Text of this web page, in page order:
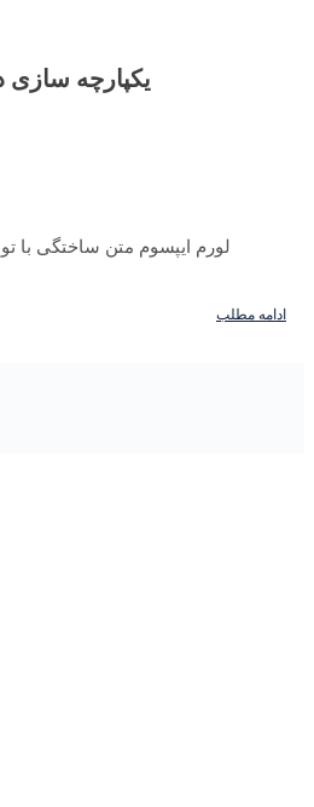
یکپارچه سازی
لورم ایپسوم متن ساختگی با
ادامه مطلب